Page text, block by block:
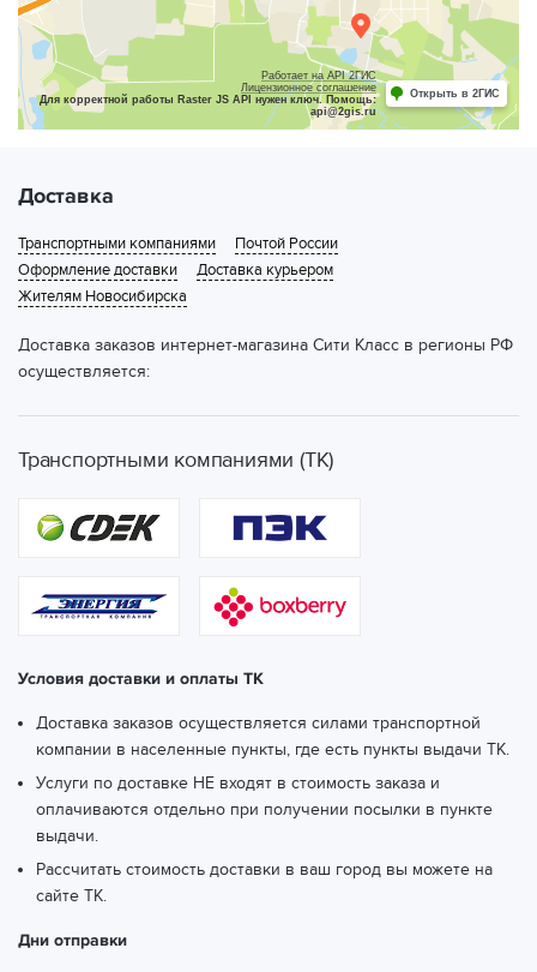
Работает на API 2ГИС
Лицензионное соглашение
Для корректной работы Raster JS API нужен ключ. Помощь:
api@2gis.ru
Открыть в 2ГИС
Доставка
Транспортными компаниями
Почтой России
Оформление доставки
Доставка курьером
Жителям Новосибирска
Доставка заказов интернет-магазина Сити Класс в регионы РФ
осуществляется:
Транспортными компаниями (ТК)
Условия доставки и оплаты ТК
Доставка заказов осуществляется силами транспортной
компании в населенные пункты, где есть пункты выдачи ТК.
Услуги по доставке НЕ входят в стоимость заказа и
оплачиваются отдельно при получении посылки в пункте
выдачи.
Рассчитать стоимость доставки в ваш город вы можете на
сайте ТК.
Дни отправки